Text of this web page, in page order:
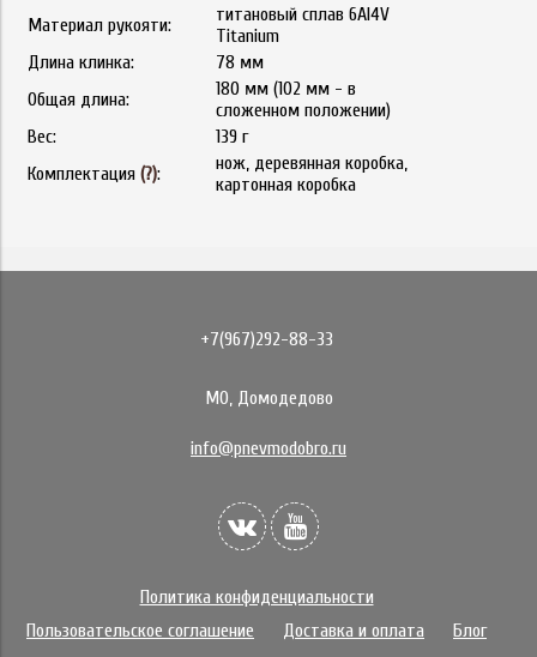
Материал рукояти:
титановый сплав 6Al4V
Titanium
Длина клинка:
78 мм
Общая длина:
180 мм (102 мм - в
сложенном положении)
Вес:
139 г
Комплектация (?):
нож, деревянная коробка,
картонная коробка
+7(967)292-88-33
МО, Домодедово
info@pnevmodobro.ru
Политика конфиденциальности
Пользовательское соглашение
Доставка и оплата
Блог